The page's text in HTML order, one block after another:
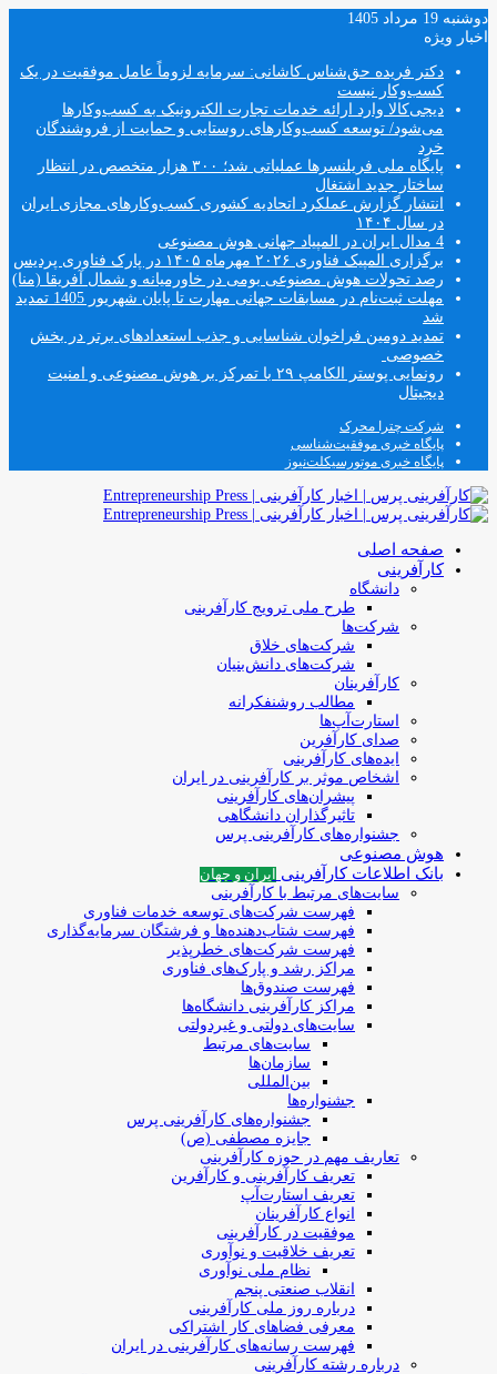
دوشنبه 19 مرداد 1405
اخبار ویژه
دکتر فریده حق‌شناس کاشانی: سرمایه لزوماً عامل‌ موفقیت در یک
کسب‌و‌کار نیست
دیجی‌کالا وارد ارائه خدمات تجارت الکترونیک به کسب‌وکارها
می‌شود/ توسعه کسب‌وکارهای روستایی و حمایت از فروشندگان
خرد
پایگاه ملی فریلنسرها عملیاتی شد؛ ۳۰۰ هزار متخصص در انتظار
ساختار جدید اشتغال
انتشار گزارش عملکرد اتحادیه کشوری کسب‌وکارهای مجازی ایران
در سال ۱۴۰۴
4 مدال ایران در المپیاد جهانی هوش مصنوعی
برگزاری المپیک فناوری ۲۰۲۶ مهرماه ۱۴۰۵ در پارک فناوری پردیس
رصد تحولات هوش مصنوعی بومی در خاورمیانه و شمال آفریقا (منا)
مهلت ثبت‌نام در مسابقات جهانی مهارت تا پایان شهریور 1405 تمدید
شد
تمدید دومین فراخوان شناسایی و جذب استعدادهای برتر در بخش
خصوصی
رونمایی پوستر الکامپ ۲۹ با تمرکز بر هوش مصنوعی و امنیت
دیجیتال
شرکت چترا محرک
پایگاه خبری موفقیت‌شناسی
پایگاه خبری موتورسیکلت‌نیوز
صفحه اصلی
کارآفرینی
دانشگاه
طرح ملی ترویج کارآفرینی
شرکت‌ها
شرکت‌های خلاق
شرکت‌های دانش‌بنیان
کارآفرینان
مطالب روشنفکرانه
استارت‌آپ‌ها
صدای کارآفرین
ایده‌های کارآفرینی
اشخاص موثر بر کارآفرینی در ایران
پیشران‌های کارآفرینی
تاثیرگذاران دانشگاهی
جشنواره‌های کارآفرینی‌ پرس
هوش مصنوعی
بانک اطلاعات کارآفرینی
ایران و جهان
سایت‌های مرتبط با کارآفرینی
فهرست شرکت‌های‌‌ توسعه‌ خدمات فناوری
فهرست شتاب‌دهنده‌ها‌ و فرشتگان‌ سرمایه‌گذاری
فهرست شرکت‌های خطرپذیر
مراکز رشد و پارک‌های فناوری
فهرست صندوق‌ها
مراکز کارآفرینی دانشگاه‌ها
سایت‌های دولتی و غیردولتی
سایت‌های مرتبط
سازمان‌ها
بین‌المللی
جشنواره‌ها
جشنواره‌های کارآفرینی‌ پرس
جایزه مصطفی (ص)
تعاریف مهم در حوزه کارآفرینی
تعریف کارآفرینی و کارآفرین
تعریف استارت‌آپ
انواع کارآفرینان
موفقیت در کارآفرینی
تعریف خلاقیت و نوآوری
نظام ملی نوآوری
انقلاب صنعتی پنجم
درباره روز ملی کارآفرینی
معرفی فضاهای کار اشتراکی
فهرست رسانه‌های کارآفرینی در ایران
درباره رشته کارآفرینی